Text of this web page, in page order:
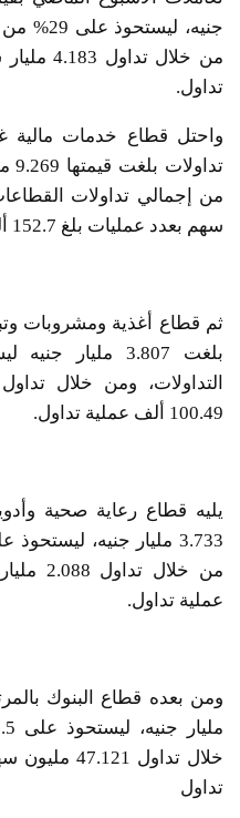
جنيه،
تداول.
واحتل قطاع خدمات مالية
سهم بعدد عمليات بلغ 152.7 ألف عملية تداول.
ثم قطاع أغذية ومشروبات وتبغ
100.49 ألف عملية تداول.
يليه قطاع رعاية صحية
عملية تداول.
تداول